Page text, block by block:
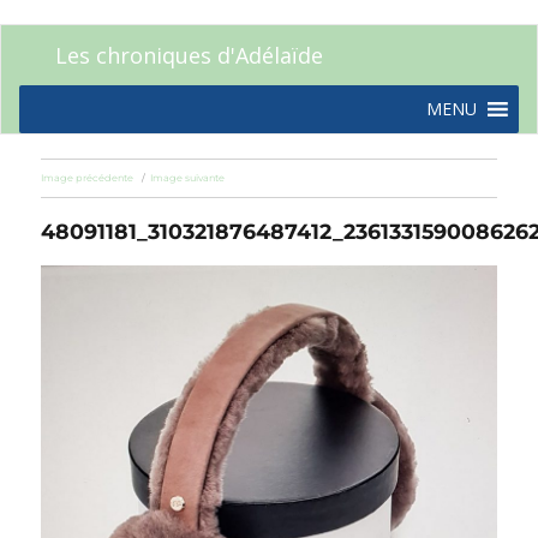
Les chroniques d'Adélaïde
MENU
Image précédente Image suivante